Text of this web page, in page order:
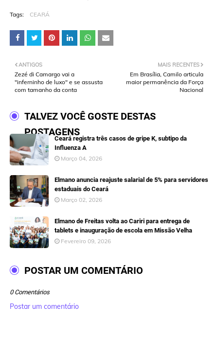
Tags: CEARÁ
MAIS RECENTES
Em Brasília, Camilo articula
maior permanência da Força
Nacional
ANTIGOS
Zezé di Camargo vai a
"inferninho de luxo" e se assusta
com tamanho da conta
TALVEZ VOCÊ GOSTE DESTAS
POSTAGENS
Ceará registra três casos de gripe K, subtipo da
Influenza A
Março 04, 2026
Elmano anuncia reajuste salarial de 5% para servidores
estaduais do Ceará
Março 02, 2026
Elmano de Freitas volta ao Cariri para entrega de
tablets e inauguração de escola em Missão Velha
Fevereiro 09, 2026
POSTAR UM COMENTÁRIO
0 Comentários
Postar um comentário